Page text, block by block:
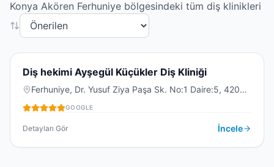
Konya Akören Ferhuniye bölgesindeki tüm diş klinikleri
D
DIŞ KLINIĞI
Diş hekimi Ayşegül Küçükler Diş Kliniği
Ferhuniye, Dr. Yusuf Ziya Paşa Sk. No:1 Daire:5, 42060
Selçuklu/Konya, Türkiye
GOOGLE
Detayları Gör İncele